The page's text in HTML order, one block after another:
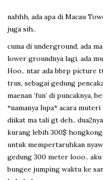
nahhh, ada apa di Macau
juga sih..
cuma di underground, ada
lower groundnya lagi, ada
Hoo.. ntar ada bbrp picture
trus, sebagai gedung
maenan ‘fun’ di puncaknya,
*namanya lupa* acara
diikat ma tali gt deh..
kurang lebih 300$
untuk mempertaruhkan
gedung 300 meter looo..
bungee jumping waktu ke